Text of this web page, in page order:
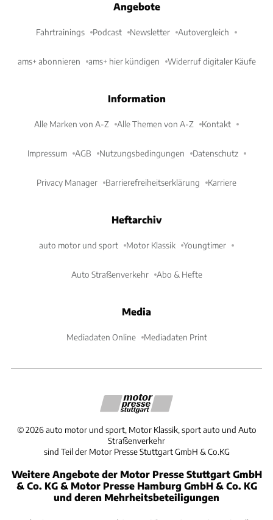
Angebote
Fahrtrainings Podcast Newsletter Autovergleich
ams+ abonnieren ams+ hier kündigen Widerruf digitaler Käufe
Information
Alle Marken von A-Z Alle Themen von A-Z Kontakt
Impressum AGB Nutzungsbedingungen Datenschutz
Privacy Manager Barrierefreiheitserklärung Karriere
Heftarchiv
auto motor und sport Motor Klassik Youngtimer
Auto Straßenverkehr Abo & Hefte
Media
Mediadaten Online Mediadaten Print
©2026 auto motor und sport, Motor Klassik, sport auto und Auto
Straßenverkehr
sind Teil der Motor Presse Stuttgart GmbH & Co.KG
Weitere Angebote der Motor Presse Stuttgart GmbH
& Co. KG & Motor Presse Hamburg GmbH & Co. KG
und deren Mehrheitsbeteiligungen